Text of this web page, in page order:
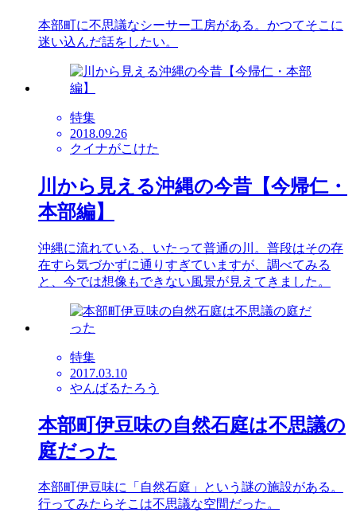
本部町に不思議なシーサー工房がある。かつてそこに
迷い込んだ話をしたい。
特集
2018.09.26
クイナがこけた
川から見える沖縄の今昔【今帰仁・
本部編】
沖縄に流れている、いたって普通の川。普段はその存
在すら気づかずに通りすぎていますが、調べてみる
と、今では想像もできない風景が見えてきました。
特集
2017.03.10
やんばるたろう
本部町伊豆味の自然石庭は不思議の
庭だった
本部町伊豆味に「自然石庭」という謎の施設がある。
行ってみたらそこは不思議な空間だった。